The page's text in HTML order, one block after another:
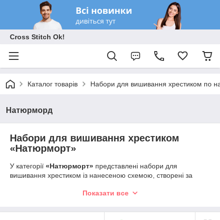
Cross Stitch Ok!
Каталог товарів Набори для вишивання хрестиком по
Натюрморд
Набори для вишивання хрестиком
«Натюрморт»
У категорії «Натюрморт» представлені набори для
вишивання хрестиком із нанесеною схемою, створені за
знайдете вишукані букети квітів, стиглі фрукти, ягоди, овочі,
інструменти та інші декоративні композиції, які наповнюють
Показати все